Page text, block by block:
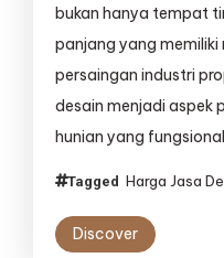
Djava
Investasi
Tepat
untuk
Nyaman
Bernilai
Tinggi
bukan hanya tempat
panjang yang memiliki
persaingan industri
desain menjadi aspek
hunian yang
Tagged Harga Jasa
Discover